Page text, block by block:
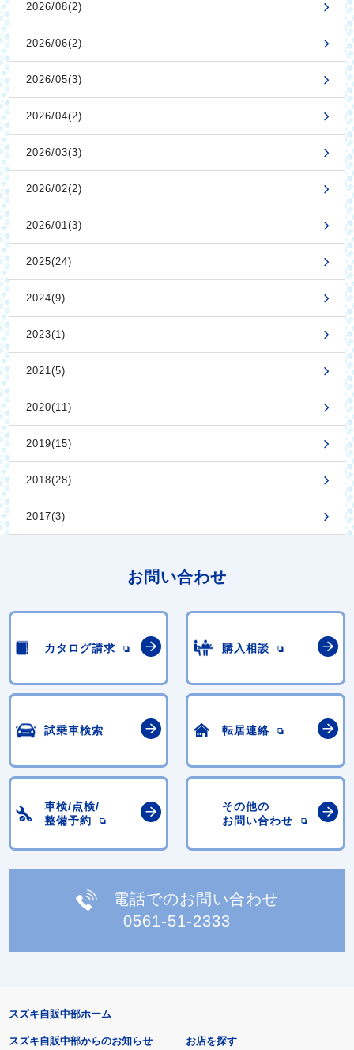
2026/08(2)
2026/06(2)
2026/05(3)
2026/04(2)
2026/03(3)
2026/02(2)
2026/01(3)
2025(24)
2024(9)
2023(1)
2021(5)
2020(11)
2019(15)
2018(28)
2017(3)
お問い合わせ
カタログ請求 購入相談
試乗車検索 転居連絡
車検/点検/
整備予約
その他の
お問い合わせ
電話でのお問い合わせ
0561-51-2333
スズキ自販中部ホーム
スズキ自販中部からのお知らせ お店を探す